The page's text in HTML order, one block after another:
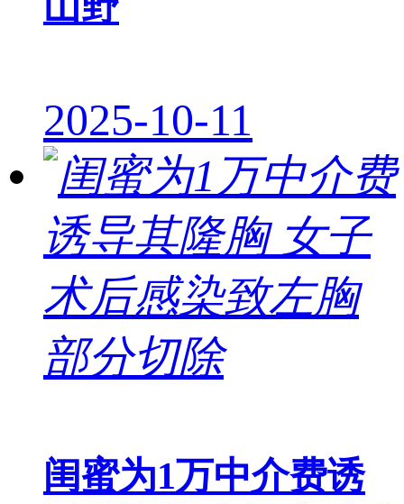
2025-10-11
闺蜜为1万中介费诱